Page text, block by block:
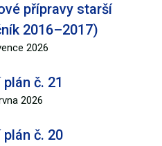
přípravy starší
2016–2017)
2026
č. 21
2026
č. 20